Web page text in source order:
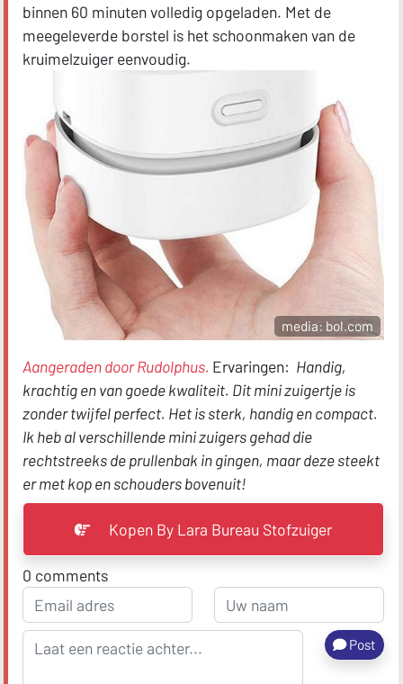
binnen 60 minuten volledig opgeladen. Met de
meegeleverde borstel is het schoonmaken van de
kruimelzuiger eenvoudig.
media: bol.com
Aangeraden door Rudolphus. Ervaringen: Handig,
krachtig en van goede kwaliteit. Dit mini zuigertje is
zonder twijfel perfect. Het is sterk, handig en compact.
Ik heb al verschillende mini zuigers gehad die
rechtstreeks de prullenbak in gingen, maar deze steekt
er met kop en schouders bovenuit!
Kopen By Lara Bureau Stofzuiger
0 comments
Post